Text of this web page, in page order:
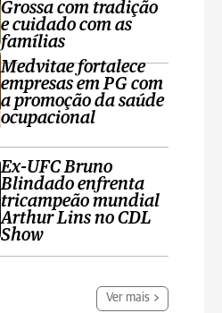
Grossa com tradição
e cuidado com as
famílias
Medvitae fortalece
empresas em PG com
a promoção da saúde
ocupacional
Ex-UFC Bruno
Blindado enfrenta
tricampeão mundial
Arthur Lins no CDL
Show
Ver mais